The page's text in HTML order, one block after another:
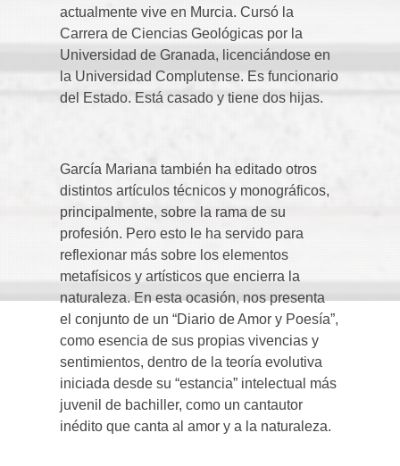
actualmente vive en Murcia. Cursó la
Carrera de Ciencias Geológicas por la
Universidad de Granada, licenciándose en
la Universidad Complutense. Es funcionario
del Estado. Está casado y tiene dos hijas.
García Mariana también ha editado otros
distintos artículos técnicos y monográficos,
principalmente, sobre la rama de su
profesión. Pero esto le ha servido para
reflexionar más sobre los elementos
metafísicos y artísticos que encierra la
naturaleza. En esta ocasión, nos presenta
el conjunto de un “Diario de Amor y Poesía”,
como esencia de sus propias vivencias y
sentimientos, dentro de la teoría evolutiva
iniciada desde su “estancia” intelectual más
juvenil de bachiller, como un cantautor
inédito que canta al amor y a la naturaleza.